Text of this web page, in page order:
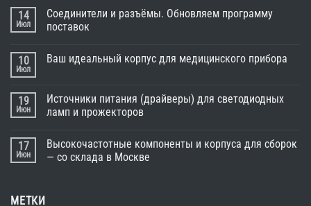
14
Июл
Соединители и разъёмы. Обновляем программу
поставок
10
Июл
Ваш идеальный корпус для медицинского прибора
19
Июн
Источники питания (драйверы) для светодиодных
ламп и прожекторов
17
Июн
Высокочастотные компоненты и корпуса для сборок
— со склада в Москве
МЕТКИ